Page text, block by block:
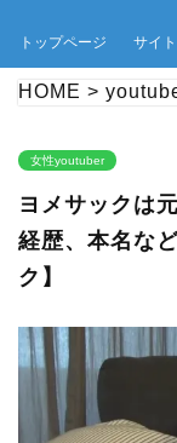
トップページ サイ
HOME >
女性youtuber
ヨメサックは
経歴、本名な
ク】